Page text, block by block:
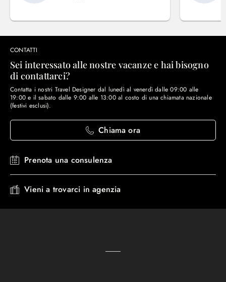
CONTATTI
Sei interessato alle nostre vacanze e hai bisogno
di contattarci?
Contatta i nostri Travel Designer dal lunedì al venerdì dalle 09:00 alle
19:00 e il sabato dalle 9:00 alle 13:00 al costo di una chiamata nazionale
(festivi esclusi).
Chiama ora
Prenota una consulenza
Vieni a trovarci in agenzia